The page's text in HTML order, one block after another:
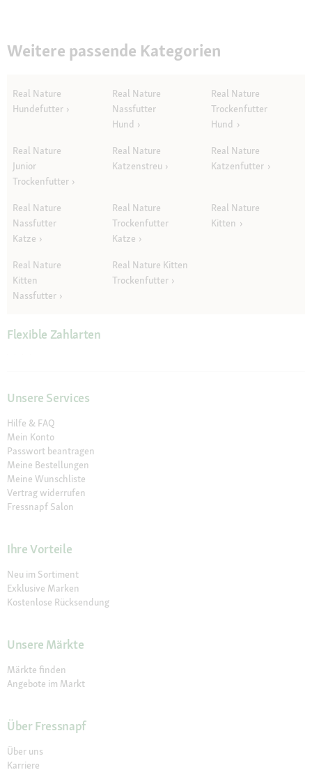
Weitere passende Kategorien
Real Nature
Hundefutter
Real Nature
Nassfutter
Hund
Real Nature
Trockenfutter
Hund
Real Nature
Junior
Trockenfutter
Real Nature
Katzenstreu
Real Nature
Katzenfutter
Real Nature
Nassfutter
Katze
Real Nature
Trockenfutter
Katze
Real Nature
Kitten
Real Nature
Kitten
Nassfutter
Real Nature Kitten
Trockenfutter
Flexible Zahlarten
Unsere Services
Hilfe & FAQ
Mein Konto
Passwort beantragen
Meine Bestellungen
Meine Wunschliste
Vertrag widerrufen
Fressnapf Salon
Ihre Vorteile
Neu im Sortiment
Exklusive Marken
Kostenlose Rücksendung
Unsere Märkte
Märkte finden
Angebote im Markt
Über Fressnapf
Über uns
Karriere